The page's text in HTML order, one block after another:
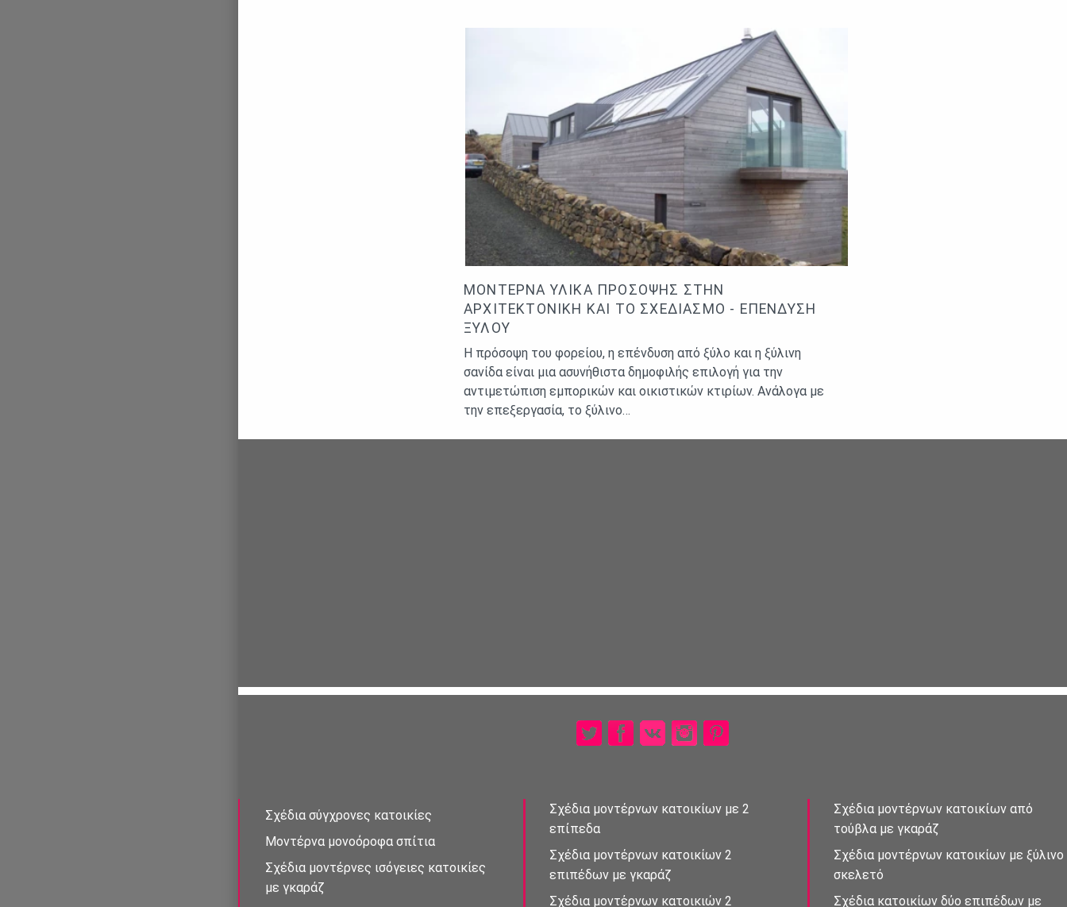
ΜΟΝΤΈΡΝΑ ΥΛΙΚΆ ΠΡΌΣΟΨΗΣ ΣΤΗΝ
ΑΡΧΙΤΕΚΤΟΝΙΚΉ ΚΑΙ ΤΟ ΣΧΕΔΙΑΣΜΌ - ΕΠΈΝΔΥΣΗ
ΞΎΛΟΥ
Η πρόσοψη του φορείου, η επένδυση από ξύλο και η ξύλινη
σανίδα είναι μια ασυνήθιστα δημοφιλής επιλογή για την
αντιμετώπιση εμπορικών και οικιστικών κτιρίων. Ανάλογα με
την επεξεργασία, το ξύλινο…
Σχέδια σύγχρονες κατοικίες
Μοντέρνα μονοὀροφα σπἰτια
Σχέδια μοντέρνες ισὀγειες κατοικίες
με γκαράζ
Σχέδια μοντέρνων κατοικίων με 2
επἰπεδα
Σχέδια μοντέρνων κατοικίων 2
επιπέδων με γκαράζ
Σχέδια μοντἐρνων κατοικιών 2
Σχέδια μοντέρνων κατοικἰων από
τούβλα με γκαράζ
Σχέδια μοντέρνων κατοικίων με ξύλινο
σκελετό
Σχέδια κατοικίων δὐο επιπἐδων με